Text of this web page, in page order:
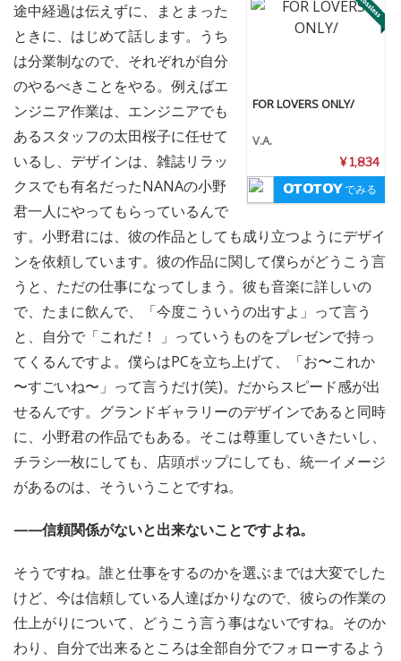
FOR LOVERS ONLY/
V.A.
¥ 1,834
でみる
途中経過は伝えずに、まとまった
ときに、はじめて話します。うち
は分業制なので、それぞれが自分
のやるべきことをやる。例えばエ
ンジニア作業は、エンジニアでも
あるスタッフの太田桜子に任せて
いるし、デザインは、雑誌リラッ
クスでも有名だったNANAの小野
君一人にやってもらっているんで
す。小野君には、彼の作品としても成り立つようにデザイ
ンを依頼しています。彼の作品に関して僕らがどうこう言
うと、ただの仕事になってしまう。彼も音楽に詳しいの
で、たまに飲んで、「今度こういうの出すよ」って言う
と、自分で「これだ！ 」っていうものをプレゼンで持っ
てくるんですよ。僕らはPCを立ち上げて、「お〜これか
〜すごいね〜」って言うだけ(笑)。だからスピード感が出
せるんです。グランドギャラリーのデザインであると同時
に、小野君の作品でもある。そこは尊重していきたいし、
チラシ一枚にしても、店頭ポップにしても、統一イメージ
があるのは、そういうことですね。
——信頼関係がないと出来ないことですよね。
そうですね。誰と仕事をするのかを選ぶまでは大変でした
けど、今は信頼している人達ばかりなので、彼らの作業の
仕上がりについて、どうこう言う事はないですね。そのか
わり、自分で出来るところは全部自分でフォローするよう